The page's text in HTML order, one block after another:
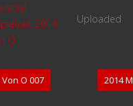
2014
O
Uploaded
O 007 2014